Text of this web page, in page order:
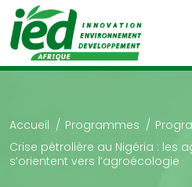
Accueil Programmes
Crise pétrolière au Nigéria : les
s’orientent vers l’agroécologie